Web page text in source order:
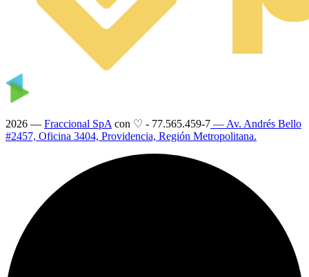
2026 — Fraccional SpA con ♡ - 77.565.459-7 — Av. Andrés Bello
#2457, Oficina 3404, Providencia, Región Metropolitana.